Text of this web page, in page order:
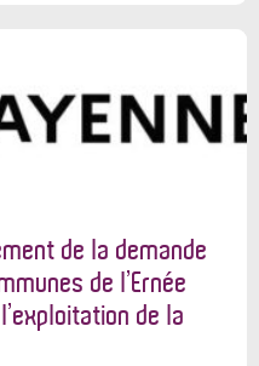
de la demande
de l’Ernée
de la